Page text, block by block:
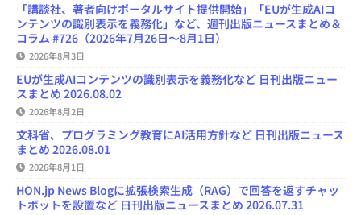
「講談社、著者向けポータルサイト提供開始」「EUが生成AIコ
ンテンツの識別表示を義務化」など、週刊出版ニュースまとめ＆
コラム #726（2026年7月26日～8月1日）
2026年8月3日
EUが生成AIコンテンツの識別表示を義務化など 日刊出版ニュー
スまとめ 2026.08.02
2026年8月2日
文科省、プログラミング教育にAI活用方針など 日刊出版ニュース
まとめ 2026.08.01
2026年8月1日
HON.jp News Blogに拡張検索生成（RAG）で回答を返すチャッ
トボットを設置など 日刊出版ニュースまとめ 2026.07.31